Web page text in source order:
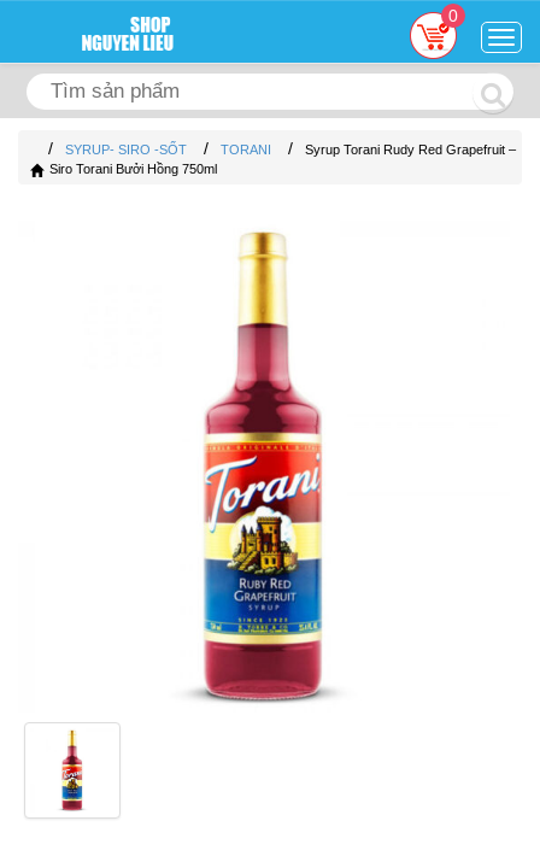
0
/ SYRUP- SIRO -SỐT / TORANI /
Syrup Torani Rudy Red Grapefruit –
Siro Torani Bưởi Hồng 750ml